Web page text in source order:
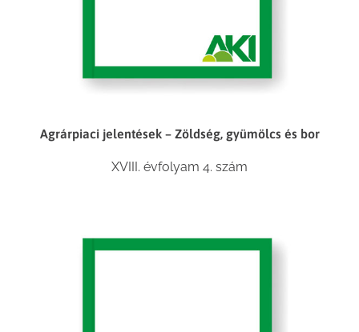
Agrárpiaci jelentések – Zöldség, gyümölcs és bor
XVIII. évfolyam 4. szám